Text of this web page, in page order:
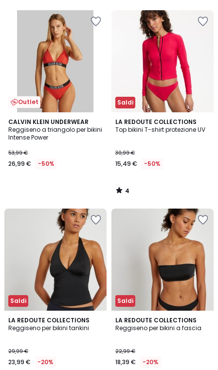
Outlet
CALVIN KLEIN UNDERWEAR
Reggiseno a triangolo per bikini
Intense Power
53,99 €
26,99 € -50%
Saldi
LA REDOUTE COLLECTIONS
Top bikini T-shirt protezione UV
30,99 €
15,49 € -50%
4
/
4
/
Saldi
LA REDOUTE COLLECTIONS
Reggiseno per bikini tankini
29,99 €
23,99 € -20%
4
/
Saldi
LA REDOUTE COLLECTIONS
Reggiseno per bikini a fascia
22,99 €
18,39 € -20%
4,2
/ 5